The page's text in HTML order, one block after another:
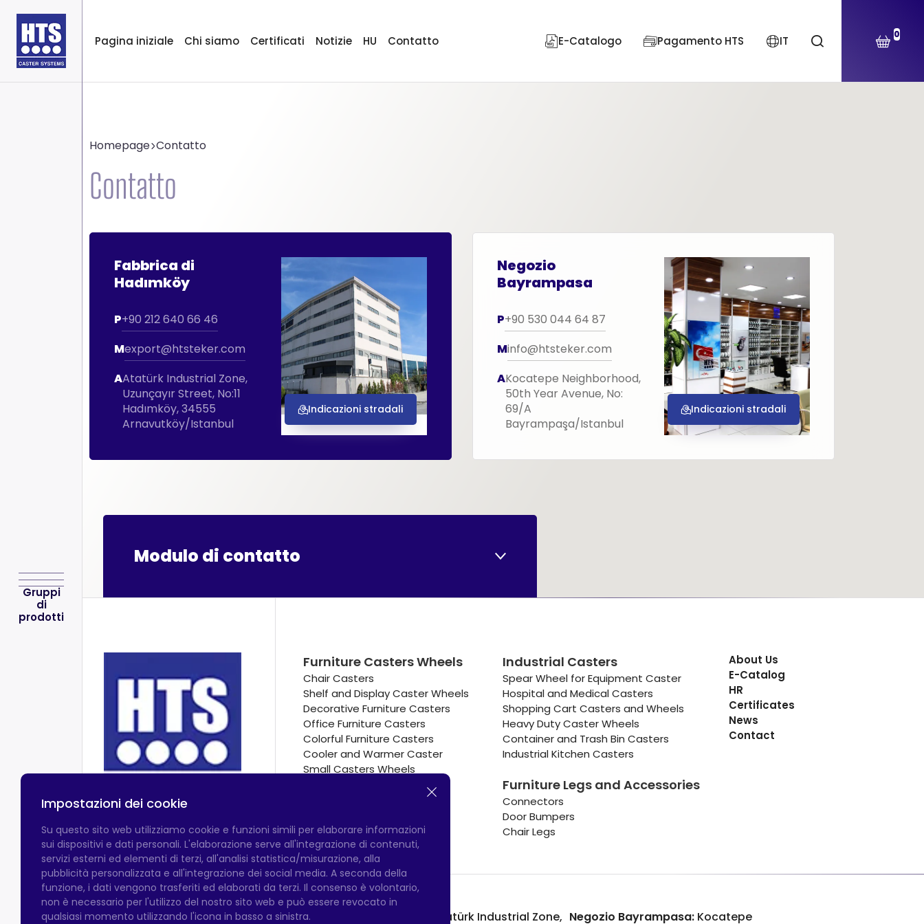
Pagina iniziale Chi siamo Certificati Notizie HU Contatto E-Catalogo Pagamento HTS IT 0
Gruppi
di
prodotti
Homepage Contatto
Contatto
Fabbrica di
Hadımköy
P+90 212 640 66 46
Mexport@htsteker.com
AAtatürk Industrial Zone,
Uzunçayır Street, No:11
Hadımköy, 34555
Arnavutköy/Istanbul
Indicazioni stradali
Negozio
Bayrampasa
P+90 530 044 64 87
Minfo@htsteker.com
AKocatepe Neighborhood,
50th Year Avenue, No:
69/A
Bayrampaşa/Istanbul
Indicazioni stradali
Modulo di contatto
Informativa sulla privacy
Furniture Casters Wheels
Chair Casters
Shelf and Display Caster Wheels
Decorative Furniture Casters
Office Furniture Casters
Colorful Furniture Casters
Cooler and Warmer Caster
Small Casters Wheels
Hotel Equipment Casters
Industrial Casters
Spear Wheel for Equipment Caster
Hospital and Medical Casters
Shopping Cart Casters and Wheels
Heavy Duty Caster Wheels
Container and Trash Bin Casters
Industrial Kitchen Casters
Furniture Legs and Accessories
Connectors
Door Bumpers
Chair Legs
About Us
E-Catalog
HR
Certificates
News
Contact
Fabbrica di Hadımköy: Atatürk Industrial Zone, Negozio Bayrampasa:Kocatepe
Impostazioni dei cookie
Su questo sito web utilizziamo cookie e funzioni simili per elaborare informazioni
sui dispositivi e dati personali. L'elaborazione serve all'integrazione di contenuti,
servizi esterni ed elementi di terzi, all'analisi statistica/misurazione, alla
pubblicità personalizzata e all'integrazione dei social media. A seconda della
funzione, i dati vengono trasferiti ed elaborati da terzi. Il consenso è volontario,
non è necessario per l'utilizzo del nostro sito web e può essere revocato in
qualsiasi momento utilizzando l'icona in basso a sinistra.